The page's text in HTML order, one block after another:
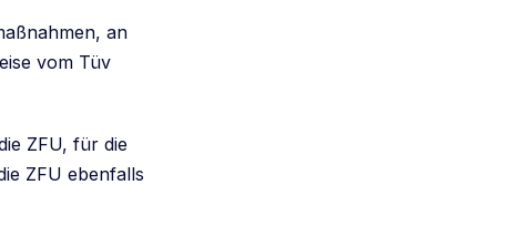
an
vom Tüv
ZFU, für die
ZFU ebenfalls